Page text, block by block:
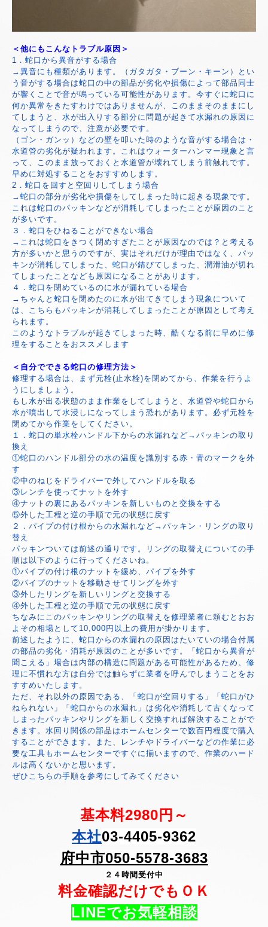
＜他にもこんなトラブル原因＞
1．蛇口から異音がする場合
→異音にも種類があります。（ガタガタ・ブーン・キーン）とい
う音がする場合は蛇口の中の部品が劣化や損傷によって部品同士
が響くことで音が鳴っている可能性があります。今すぐに蛇口に
何か異常をきたすわけではありませんが、このままそのままにし
てしまうと、水が出入りする部分に問題が起きて水漏れの原因に
なってしまうので、注意が必要です。
（ゴン・ガンッ）などの壁を叩いた時のような音がする場合は・
水道管の劣化が疑われます。これはウォーターハンマー現象と言
って、このまま放っておくと水道管が壊れてしまう前触れです。
早めに対処することをおすすめします。
2．蛇口を回すと空回りしてしまう場合
→蛇口の部分が劣化や損傷をしてしまった時に起きる現象です。
これは蛇口のパッキンなどが消耗してしまったことが原因のこと
が多いです。
３．蛇口をひねることができない場合
→これは蛇口をきつく閉めすぎたことが原因なのでは？と考える
方が多いかと思うのですが、実はそれだけが理由ではなく、パッ
キンが消耗してしまった、蛇口が錆びてしまった、潤滑油が切れ
てしまったことなども原因になることがあります。
４．蛇口を閉めているのに水が漏れている場合
→ちゃんと蛇口を閉めたのに水が出てきてしまう現象について
は、こちらもパッキンが消耗してしまったことが原因として考え
られます。
このようなトラブルが起きてしまった時、酷くなる前に早めに修
理をすることをおススメします
＜自分でできる蛇口の修理方法＞
修理する場合は、まず元栓(止水栓)を閉めてから、作業を行うよ
うにしましょう。
もし水が出る状態のまま作業をしてしまうと、水道管や蛇口から
水が噴出して水浸しになってしまう恐れがあります。必ず元栓を
閉めてから作業をしてください。
１．蛇口の単水栓ハンドル下からの水漏れなど→パッキンの取り
換え
①蛇口のハンドル部分の水の温度を識別する赤・青のマークを外
す
②中のねじをドライバーで外してハンドルを取る
③レンチを使ってナットを外す
④ナットの裏にあるパッキンを新しいものと交換をする
⑤外した工程と逆の手順で元の状態に戻す
２．パイプの付け根からの水漏れなど→パッキン・リングの取り
替え
パッキンついては前述の通りです。リングの取替えについての手
順は以下のように行ってくださいね。
①パイプの付け根のナットを緩め、パイプを外す
②パイプのナットを移動させてリングを外す
③外したリングを新しいリングと交換する
④外した工程と逆の手順で元の状態に戻す
ちなみにこのパッキンやリングの取替えを修理業者に頼むとおお
よその相場として10,000円以上の費用が掛かります。
前述したように、蛇口からの水漏れの原因はたいていの場合付属
の部品の劣化・消耗が原因のことが多いです。「蛇口から異音が
聞こえる」場合は内部の構造に問題がある可能性があるため、修
理に不慣れな方は自分では触らずに業者を呼んでしまうことをお
すすめいたします。
ただ、それ以外の原因である、「蛇口が空回りする」「蛇口がひ
ねられない」「蛇口からの水漏れ」は劣化や消耗して古くなって
しまったパッキンやリングを新しく交換すれば解決することがで
きます。水回り関係の部品はホームセンターで数百円程度で購入
することができます。また、レンチやドライバーなどの作業に必
要な工具もホームセンターですぐに揃いますので、作業のハード
ルは高くないかと思います。
ぜひこちらの手順を参考にしてみてください
基本料2980円～
本社03-4405-9362
府中市050-5578-3683
２４時間受付中
料金確認だけでもＯＫ
LINEでお気軽相談